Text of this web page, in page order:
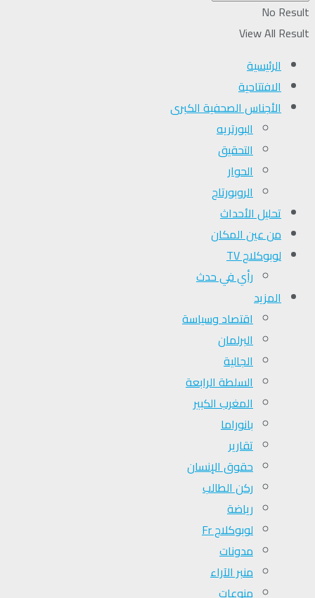
No Result
View All Result
الرئيسية
الافتتاحية
الأجناس الصحفية الكبرى
البورتريه
التحقیق
الحوار
الروبورتاج
تحلیل الأحداث
من عين المكان
لوبوكلاج TV
رأي في حدث
المزيد
اقتصاد وسياسة
البرلمان
الجالية
السلطة الرابعة
المغرب الكبير
بانوراما
تقارير
حقوق الإنسان
ركن الطالب
رياضة
لوبوكلاج Fr
مدونات
منبر الآراء
منوعات